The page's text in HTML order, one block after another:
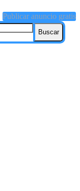
Publicar anuncio gratis
Buscar